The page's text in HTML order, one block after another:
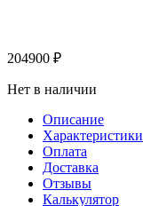
204900 ₽
Нет в наличии
Описание
Характеристики
Оплата
Доставка
Отзывы
Калькулятор